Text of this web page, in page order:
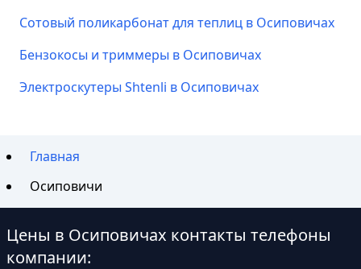
Сотовый поликарбонат для теплиц в Осиповичах
Бензокосы и триммеры в Осиповичах
Электроскутеры Shtenli в Осиповичах
Главная
Осиповичи
Цены в Осиповичах контакты телефоны
компании: